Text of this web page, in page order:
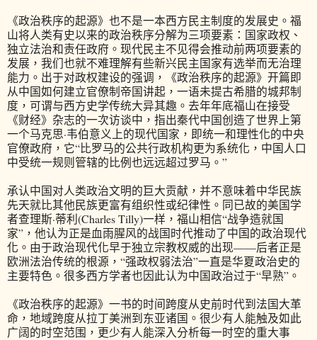
《政治秩序的起源》也不是一本西方民主制度的发展史。福
山将人类有史以来的政治秩序分解为三项要素：国家政权、
独立法治和责任政府。现代民主不见得会推动前两项要素的
发展，我们也就不难理解有些新兴民主国家有选举而无治理
能力。出于对政权建设的强调，《政治秩序的起源》开篇即
从中国如何建立官僚制帝国讲起，一语未提古希腊的城邦制
度，可谓与西方史学传统大异其趣。去年年底福山在接受
《财经》杂志的一次访谈中，指出秦代中国创造了世界上第
一个马克思·韦伯意义上的现代国家，即统一和理性化的中央
官僚政府，它“比罗马的公共行政机构更为系统化，中国人口
中受统一规则管辖的比例也远远超过罗马。”
承认中国对人类政治文明的巨大贡献，并不意味着中华民族
先天就比其他民族更富有组织性或纪律性。同已故的美国学
者查理斯·蒂利(Charles Tilly)一样，福山相信“战争造就国
家”，他认为正是血雨腥风的战国时代推动了中国的政治现代
化。由于政治现代化早于独立宗教权威的出现——后者正是
欧洲法治传统的根源，“强政权弱法治”一直是华夏政治史的
主要特色。很多西方学者也因此认为中国政治过于“早熟”。
《政治秩序的起源》一书的时间跨度从史前时代到法国大革
命，地域跨度从拉丁美洲到东亚诸国。很少有人能触及如此
广阔的时空范围，更少有人能深入分析每一时空的重大事